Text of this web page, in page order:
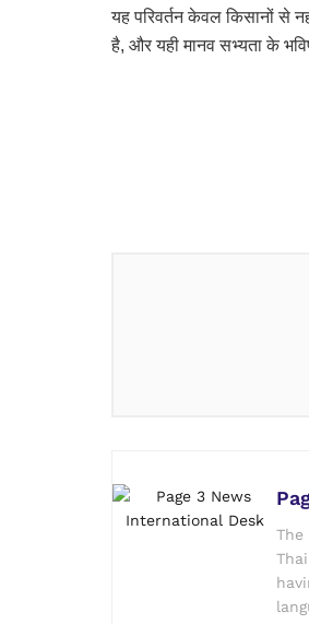
यह परिवर्तन केवल किसानों से
है, और यही मानव सभ्यता के
The